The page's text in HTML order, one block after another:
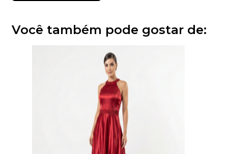
Você também pode gostar de: